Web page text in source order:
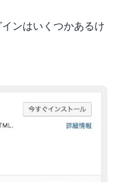
ンはいくつかあるけ